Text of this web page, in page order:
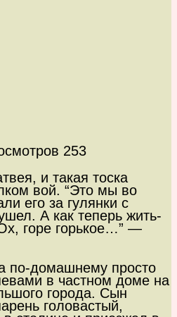
253
и такая тоска
вой. “Это мы во
его за гулянки с
А как теперь жить-
горе горькое…” —
по-домашнему просто
в частном доме на
города. Сын
головастый,